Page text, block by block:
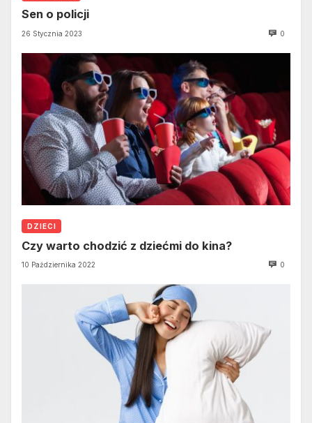
Sen o policji
26 Stycznia 2023 0
DZIECI
Czy warto chodzić z dziećmi do kina?
10 Października 2022 0